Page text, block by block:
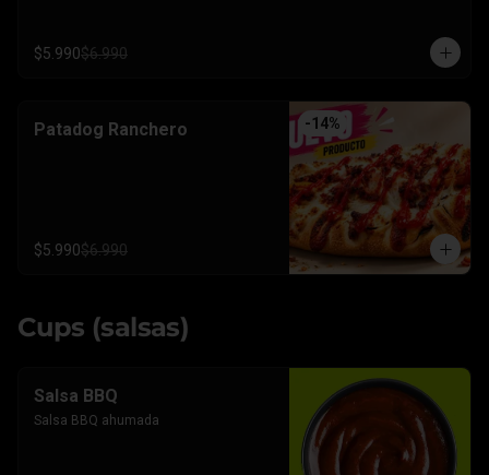
$5.990$6.990
-14%
Patadog Ranchero
$5.990$6.990
Cups (salsas)
Salsa BBQ
Salsa BBQ ahumada